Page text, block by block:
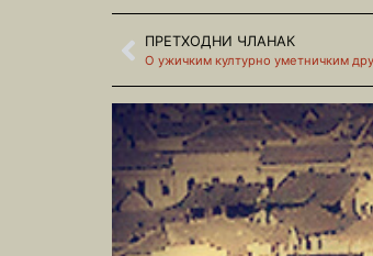
ПРЕТХОДНИ ЧЛАНАК
О ужичким културно уметничким